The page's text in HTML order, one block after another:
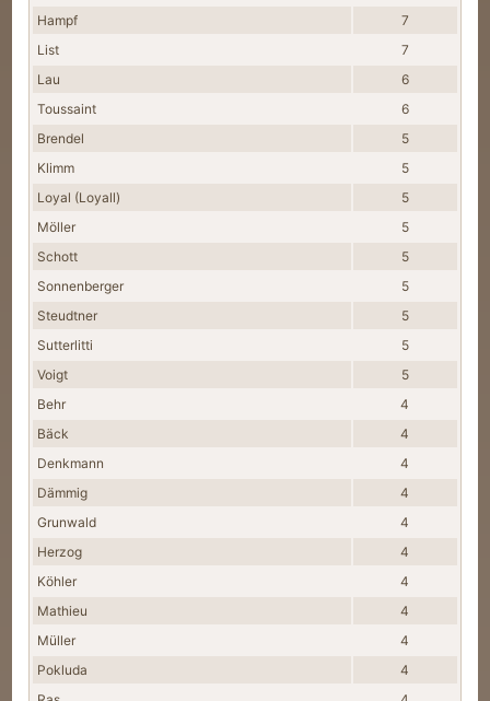
Hampf
7
List
7
Lau
6
Toussaint
6
Brendel
5
Klimm
5
Loyal (Loyall)
5
Möller
5
Schott
5
Sonnenberger
5
Steudtner
5
Sutterlitti
5
Voigt
5
Behr
4
Bäck
4
Denkmann
4
Dämmig
4
Grunwald
4
Herzog
4
Köhler
4
Mathieu
4
Müller
4
Pokluda
4